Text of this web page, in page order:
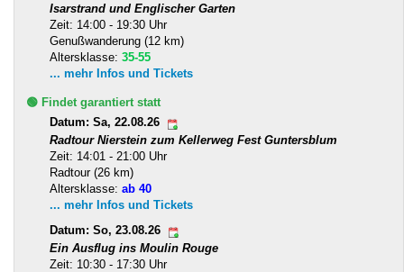
Isarstrand und Englischer Garten
Zeit: 14:00 - 19:30 Uhr
Genußwanderung (12 km)
Altersklasse: 35-55
... mehr Infos und Tickets
🟢 Findet garantiert statt
Datum: Sa, 22.08.26
Radtour Nierstein zum Kellerweg Fest Guntersblum
Zeit: 14:01 - 21:00 Uhr
Radtour (26 km)
Altersklasse: ab 40
... mehr Infos und Tickets
Datum: So, 23.08.26
Ein Ausflug ins Moulin Rouge
Zeit: 10:30 - 17:30 Uhr